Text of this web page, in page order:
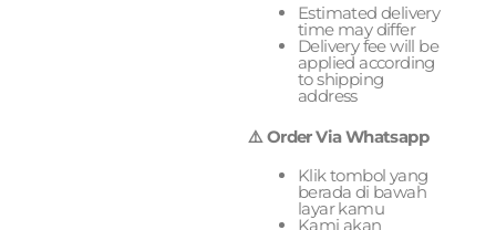
Estimated delivery
time may differ
Delivery fee will be
applied according
to shipping
address
⚠️ Order Via Whatsapp
Klik tombol yang
berada di bawah
layar kamu
Kami akan